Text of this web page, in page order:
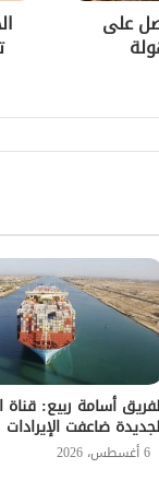
على
أسامة ربيع:
ضاعفت الإيرادات
6 أغسطس، 2026